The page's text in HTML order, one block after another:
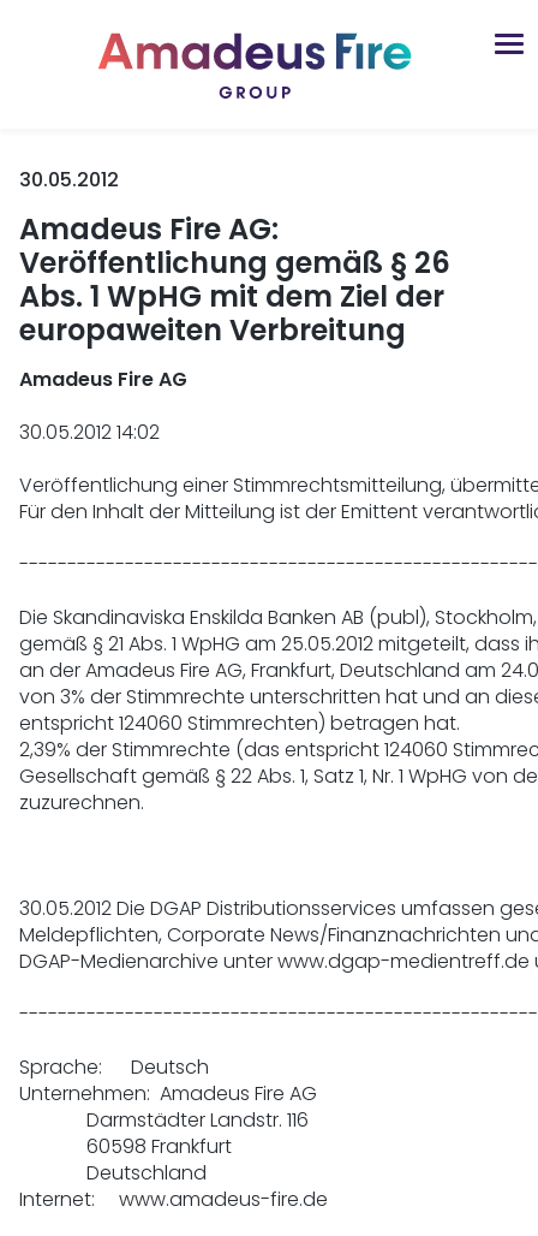
30.05.2012
Amadeus Fire AG:
Veröffentlichung gemäß § 26
Abs. 1 WpHG mit dem Ziel der
europaweiten Verbreitung
Amadeus Fire AG
30.05.2012 14:02
Veröffentlichung einer Stimmrechtsmitteilung,
Für den Inhalt der Mitteilung ist der Emittent
Die Skandinaviska Enskilda Banken AB (publ),
gemäß § 21 Abs. 1 WpHG am 25.05.2012 mitgeteilt, dass
an der Amadeus Fire AG, Frankfurt, Deutschland am
von 3% der Stimmrechte unterschritten hat und an
entspricht 124060 Stimmrechten) betragen hat.
2,39% der Stimmrechte (das entspricht 124060
Gesellschaft gemäß § 22 Abs. 1, Satz 1, Nr. 1 WpHG von
zuzurechnen.
30.05.2012 Die DGAP Distributionsservices umfassen
Meldepflichten, Corporate News/Finanznachrichten
DGAP-Medienarchive unter www.dgap-
Sprache:      Deutsch
Unternehmen:  Amadeus Fire AG
              Darmstädter Landstr. 116
              60598 Frankfurt
              Deutschland
Internet:     www.amadeus-fire.de